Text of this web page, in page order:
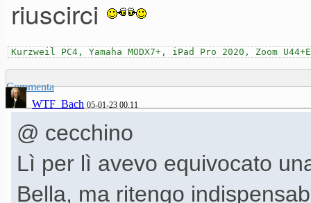
riuscirci
Kurzweil PC4, Yamaha MODX7+, iPad Pro 2020, Zoom
Commenta
WTF_Bach 05-01-23 00.11
@ cecchino
Lì per lì avevo equivocato
Bella, ma ritengo